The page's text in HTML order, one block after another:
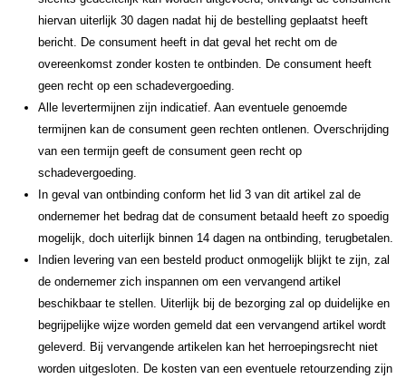
hiervan uiterlijk 30 dagen nadat hij de bestelling geplaatst heeft
bericht. De consument heeft in dat geval het recht om de
overeenkomst zonder kosten te ontbinden. De consument heeft
geen recht op een schadevergoeding.
Alle levertermijnen zijn indicatief. Aan eventuele genoemde
termijnen kan de consument geen rechten ontlenen. Overschrijding
van een termijn geeft de consument geen recht op
schadevergoeding.
In geval van ontbinding conform het lid 3 van dit artikel zal de
ondernemer het bedrag dat de consument betaald heeft zo spoedig
mogelijk, doch uiterlijk binnen 14 dagen na ontbinding, terugbetalen.
Indien levering van een besteld product onmogelijk blijkt te zijn, zal
de ondernemer zich inspannen om een vervangend artikel
beschikbaar te stellen. Uiterlijk bij de bezorging zal op duidelijke en
begrijpelijke wijze worden gemeld dat een vervangend artikel wordt
geleverd. Bij vervangende artikelen kan het herroepingsrecht niet
worden uitgesloten. De kosten van een eventuele retourzending zijn